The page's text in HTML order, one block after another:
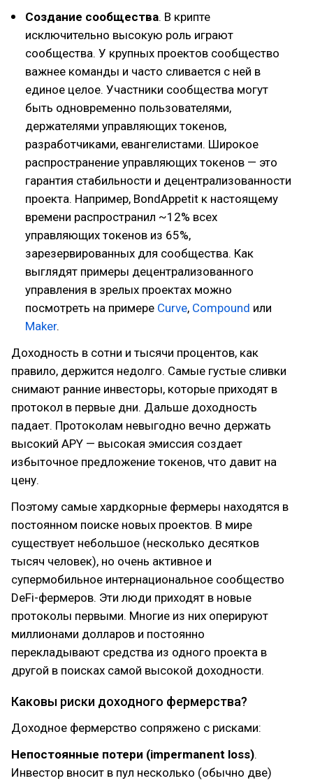
Создание сообщества. В крипте
исключительно высокую роль играют
сообщества. У крупных проектов сообщество
важнее команды и часто сливается с ней в
единое целое. Участники сообщества могут
быть одновременно пользователями,
держателями управляющих токенов,
разработчиками, евангелистами. Широкое
распространение управляющих токенов — это
гарантия стабильности и децентрализованности
проекта. Например, BondAppetit к настоящему
времени распространил ~12% всех
управляющих токенов из 65%,
зарезервированных для сообщества. Как
выглядят примеры децентрализованного
управления в зрелых проектах можно
посмотреть на примере Curve, Compound или
Maker.
Доходность в сотни и тысячи процентов, как
правило, держится недолго. Самые густые сливки
снимают ранние инвесторы, которые приходят в
протокол в первые дни. Дальше доходность
падает. Протоколам невыгодно вечно держать
высокий APY — высокая эмиссия создает
избыточное предложение токенов, что давит на
цену.
Поэтому самые хардкорные фермеры находятся в
постоянном поиске новых проектов. В мире
существует небольшое (несколько десятков
тысяч человек), но очень активное и
супермобильное интернациональное сообщество
DeFi-фермеров. Эти люди приходят в новые
протоколы первыми. Многие из них оперируют
миллионами долларов и постоянно
перекладывают средства из одного проекта в
другой в поисках самой высокой доходности.
Каковы риски доходного фермерства?
Доходное фермерство сопряжено с рисками:
Непостоянные потери (impermanent loss).
Инвестор вносит в пул несколько (обычно две)